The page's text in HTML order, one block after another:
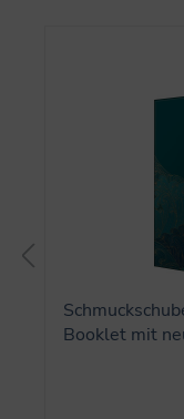
Booklet mit